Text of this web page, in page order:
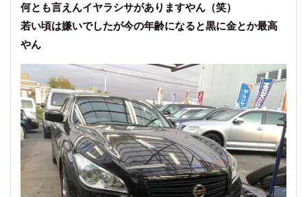
何とも言えんイヤラシサがありますやん（笑）
若い頃は嫌いでしたが今の年齢になると黒に金とか最高
やん